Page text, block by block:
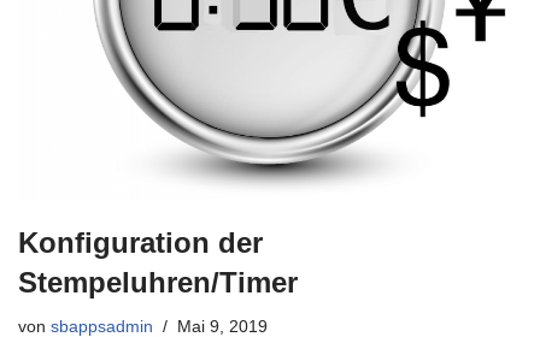
Konfiguration der
Stempeluhren/Timer
von sbappsadmin Mai 9, 2019